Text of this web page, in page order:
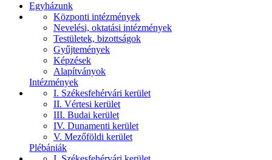
Egyházunk
Központi intézmények
Nevelési, oktatási intézmények
Testületek, bizottságok
Gyűjtemények
Képzések
Alapítványok
Intézmények
I. Székesfehérvári kerület
II. Vértesi kerület
III. Budai kerület
IV. Dunamenti kerület
V. Mezőföldi kerület
Plébániák